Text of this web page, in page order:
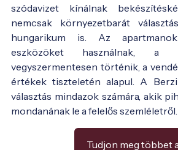
szódavizet kínálnak
nemcsak környezetbarát
hungarikum is. Az
eszközöket használnak, a
vegyszermentesen történik, a
értékek tiszteletén alapul. A
választás mindazok számára, akik
mondanának le a felelős szemléletről.
Tudjon meg többet